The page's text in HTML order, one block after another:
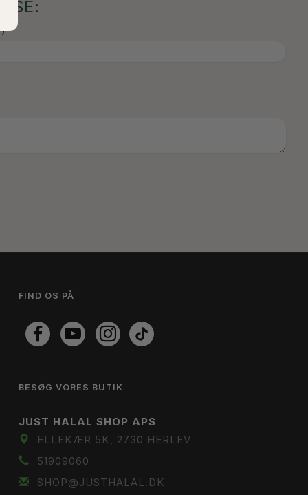
FIND OS PÅ
BESØG VORES BUTIK
JUST HALAL SHOP APS
ELLEKÆR 5K, 2730 HERLEV
51909060
SHOP@JUSTHALAL.DK